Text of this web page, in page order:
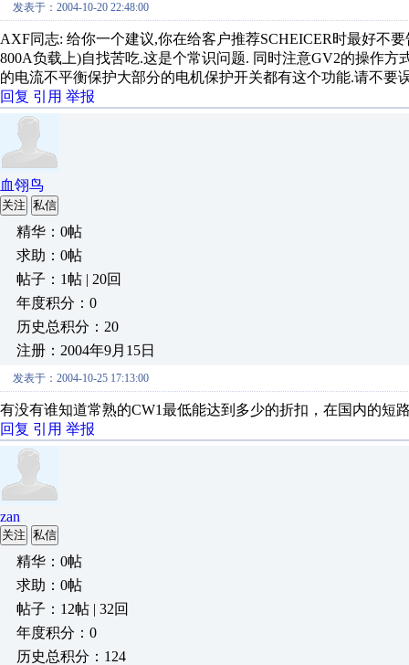
发表于：2004-10-20 22:48:00
AXF同志: 给你一个建议,你在给客户推荐SCHEICER时最好不
800A负载上)自找苦吃.这是个常识问题. 同时注意GV2的操作
的电流不平衡保护大部分的电机保护开关都有这个功能.请不要
回复 引用 举报
血翎鸟
关注 私信
精华：0帖
求助：0帖
帖子：1帖 | 20回
年度积分：0
历史总积分：20
注册：2004年9月15日
发表于：2004-10-25 17:13:00
有没有谁知道常熟的CW1最低能达到多少的折扣，在国内的短
回复 引用 举报
zan
关注 私信
精华：0帖
求助：0帖
帖子：12帖 | 32回
年度积分：0
历史总积分：124